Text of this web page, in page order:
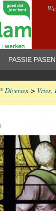
PASSIE PASEN
* Diversen > Vries,